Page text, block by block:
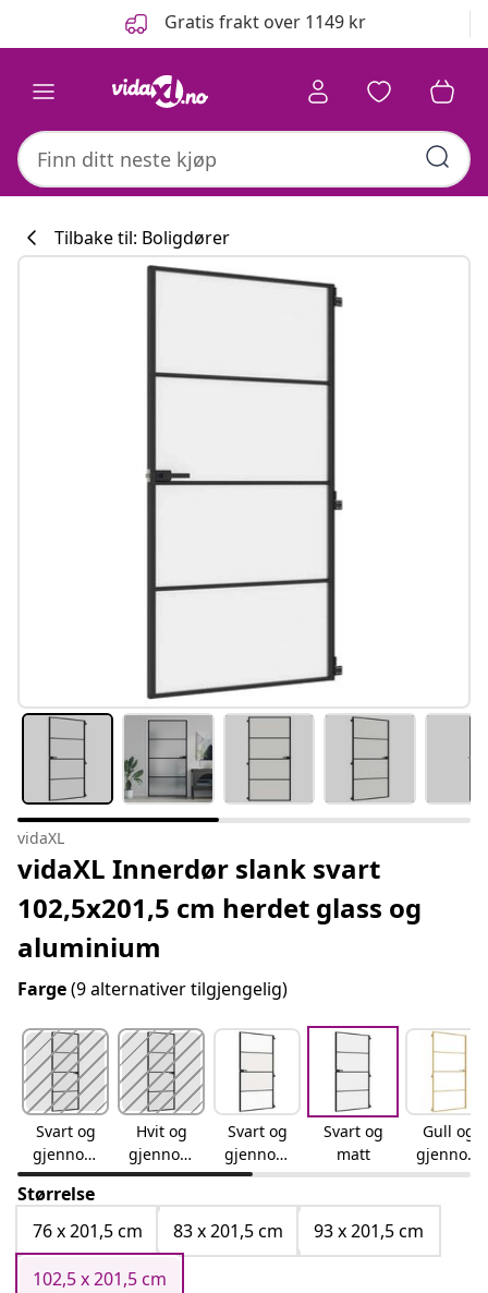
Gratis frakt over 1149 kr
Tilbake til: Boligdører
vidaXL
vidaXL Innerdør slank svart
102,5x201,5 cm herdet glass og
aluminium
Farge(9 alternativer tilgjengelig)
Svart og
gjennom
siktig
Hvit og
gjennom
siktig
Svart og
gjennom
siktig og
matt
Svart og
matt
Gull og
gjennom
siktig
Størrelse
76 x 201,5 cm
83 x 201,5 cm
93 x 201,5 cm
102,5 x 201,5 cm